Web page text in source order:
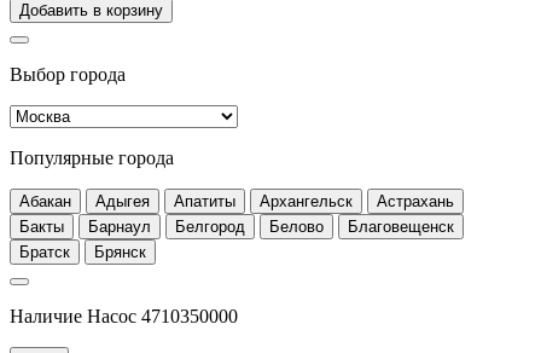
Добавить в корзину
Выбор города
Популярные города
Абакан Адыгея Апатиты Архангельск
Астрахань
Бакты
Барнаул Белгород Белово
Благовещенск
Братск
Брянск
Наличие Насос 4710350000